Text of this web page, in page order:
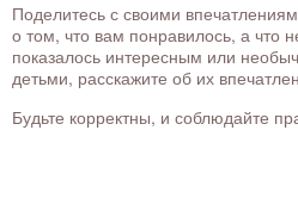
Поделитесь с своими
о том, что вам понравилось, а что
показалось интересным или
детьми, расскажите об их
Будьте корректны, и соблюдайте